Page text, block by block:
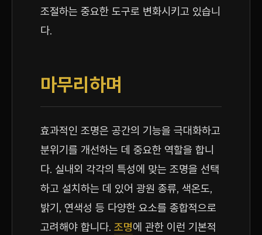
조절하는 중요한 도구로 변화시키고 있습니
다.
마무리하며
효과적인 조명은 공간의 기능을 극대화하고
분위기를 개선하는 데 중요한 역할을 합니
다. 실내외 각각의 특성에 맞는 조명을 선택
하고 설치하는 데 있어 광원 종류, 색온도,
밝기, 연색성 등 다양한 요소를 종합적으로
고려해야 합니다. 조명에 관한 이런 기본적